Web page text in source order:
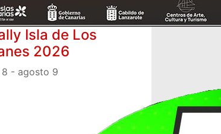
Isla de Los
2026
- agosto 9